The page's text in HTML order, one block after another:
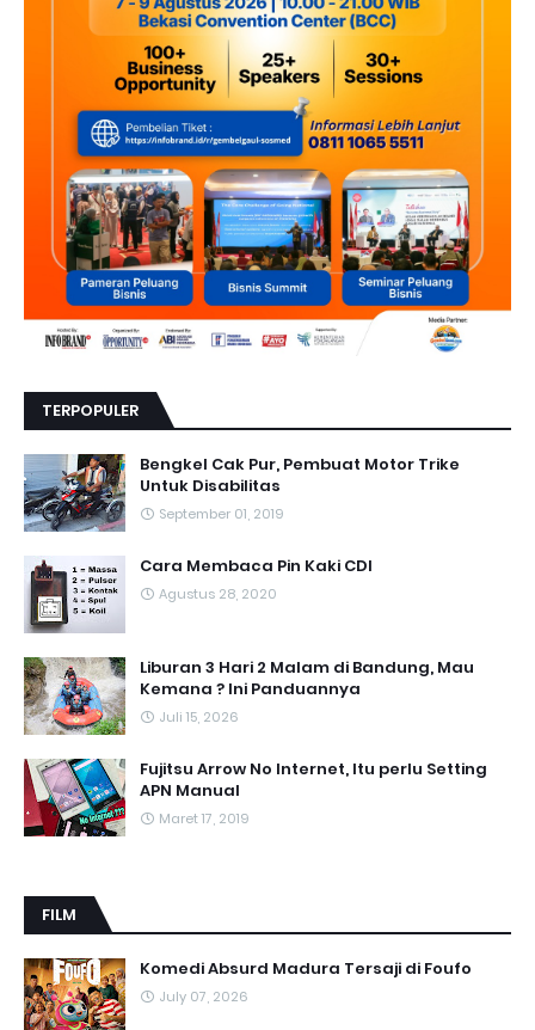
TERPOPULER
Bengkel Cak Pur, Pembuat Motor Trike
Untuk Disabilitas
September 01, 2019
Cara Membaca Pin Kaki CDI
Agustus 28, 2020
Liburan 3 Hari 2 Malam di Bandung, Mau
Kemana ? Ini Panduannya
Juli 15, 2026
Fujitsu Arrow No Internet, Itu perlu Setting
APN Manual
Maret 17, 2019
FILM
Komedi Absurd Madura Tersaji di Foufo
July 07, 2026